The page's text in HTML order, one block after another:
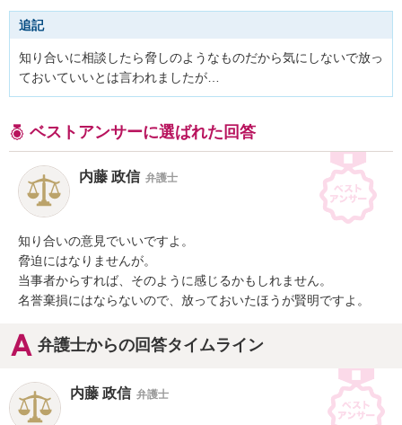
追記
知り合いに相談したら脅しのようなものだから気にしないで放っ
ておいていいとは言われましたが…
ベストアンサーに選ばれた回答
内藤 政信 弁護士
知り合いの意見でいいですよ。
脅迫にはなりませんが。
当事者からすれば、そのように感じるかもしれません。
名誉棄損にはならないので、放っておいたほうが賢明ですよ。
弁護士からの回答タイムライン
内藤 政信 弁護士